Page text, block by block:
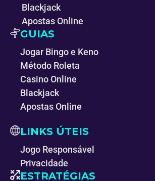
Blackjack
Apostas Online
GUIAS
Jogar Bingo e Keno
Método Roleta
Casino Online
Blackjack
Apostas Online
LINKS ÚTEIS
Jogo Responsável
Privacidade
ESTRATÉGIAS